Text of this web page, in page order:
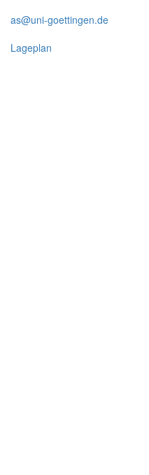
as@uni-goettingen.de
Lageplan